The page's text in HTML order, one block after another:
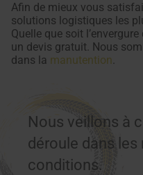
Afin de mieux vous
solutions logistiques les
Quelle que soit
un devis gratuit. Nous
dans la manutention.
Nous veillons à
déroule dans les
conditions.